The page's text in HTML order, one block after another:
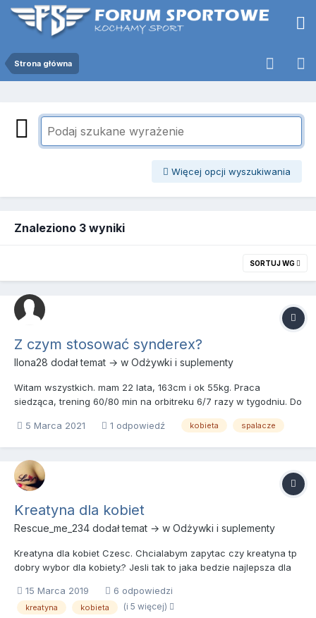
Strona główna
Więcej opcji wyszukiwania
Znaleziono 3 wyniki
SORTUJ WG
Z czym stosować synderex?
Ilona28 dodał temat → w Odżywki i suplementy
Witam wszystkich. mam 22 lata, 163cm i ok 55kg. Praca
siedząca, trening 60/80 min na orbitreku 6/7 razy w tygodniu. Do
Podczas treningu pocę się dość ładnie jednak pobudzenie mnie
5 Marca 2021 1 odpowiedź kobieta spalacze
Kreatyna dla kobiet
Rescue_me_234 dodał temat → w Odżywki i suplementy
Kreatyna dla kobiet Czesc. Chcialabym zapytac czy kreatyna tp
dobry wybor dla kobiety.? Jesli tak to jaka bedzie najlepsza dla
polecacie? Aby sklad byl dobry ale tez aminokwasy byly w
dobrej cenie.
15 Marca 2019 6 odpowiedzi
kreatyna kobieta (i 5 więcej)